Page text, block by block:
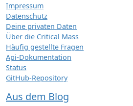
Impressum
Datenschutz
Deine privaten Daten
Über die Critical Mass
Häufig gestellte Fragen
Api-Dokumentation
Status
GitHub-Repository
Aus dem Blog